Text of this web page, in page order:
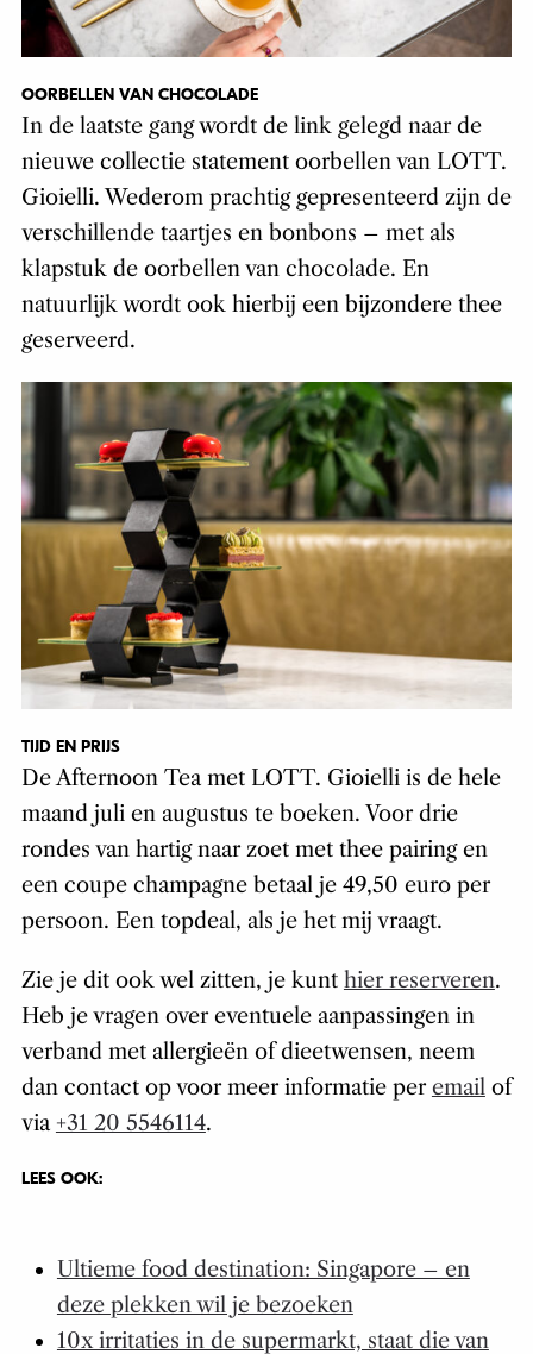
OORBELLEN VAN CHOCOLADE
In de laatste gang wordt de link gelegd naar de
nieuwe collectie statement oorbellen van LOTT.
Gioielli. Wederom prachtig gepresenteerd zijn de
verschillende taartjes en bonbons – met als
klapstuk de oorbellen van chocolade. En
natuurlijk wordt ook hierbij een bijzondere thee
geserveerd.
TIJD EN PRIJS
De Afternoon Tea met LOTT. Gioielli is de hele
maand juli en augustus te boeken. Voor drie
rondes van hartig naar zoet met thee pairing en
een coupe champagne betaal je 49,50 euro per
persoon. Een topdeal, als je het mij vraagt.
Zie je dit ook wel zitten, je kunt hier reserveren.
Heb je vragen over eventuele aanpassingen in
verband met allergieën of dieetwensen, neem
dan contact op voor meer informatie peremailof
via +31 20 5546114.
LEES OOK:
Ultieme food destination: Singapore – en
deze plekken wil je bezoeken
10x irritaties in de supermarkt, staat die van